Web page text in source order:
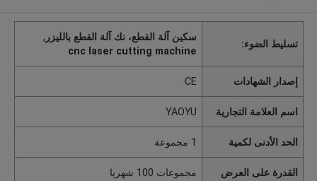
تسليط الضوء:
سكين آلة القطع، نك آلة القطع بالليزر ,
cnc laser cutting machine
إصدار الشهادات CE
اسم العلامة التجارية YAOYU
الحد الأدنى لكمية 1 مجموعة
القدرة على العرض مجموعات 100 شهريا